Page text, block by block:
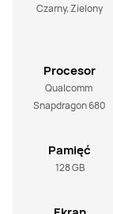
Czarny, Zielony
Procesor
Qualcomm
Snapdragon 680
Pamięć
128 GB